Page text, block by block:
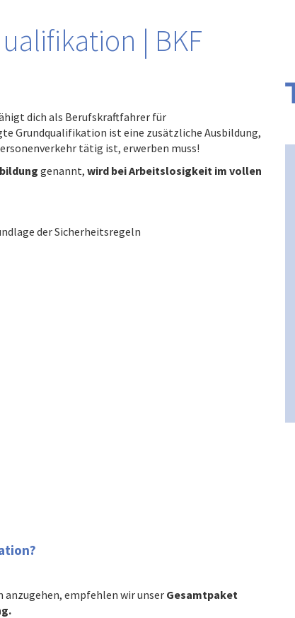
| BKF
dich als Berufskraftfahrer für
Grundqualifikation ist eine zusätzliche Ausbildung,
tätig ist, erwerben muss!
genannt, wird bei Arbeitslosigkeit im vollen
der Sicherheitsregeln
empfehlen wir unserGesamtpaket